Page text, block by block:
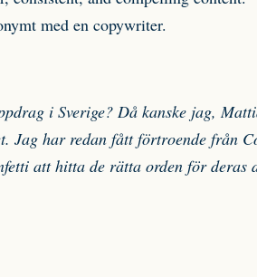
med en copywriter.
i Sverige? Då kanske jag,
Jag har redan fått förtroende från
att hitta de rätta orden för deras